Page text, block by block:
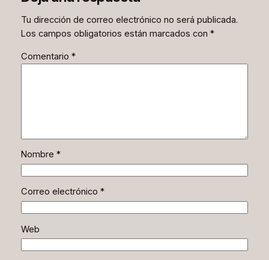
Tu dirección de correo electrónico no será publicada.
Los campos obligatorios están marcados con *
Comentario *
Nombre *
Correo electrónico *
Web